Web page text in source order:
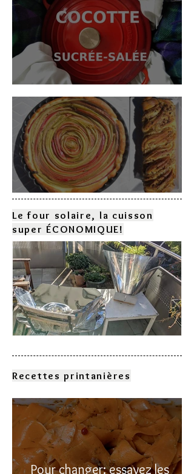
Cocotte sucrée-salée
Deux gâteaux à la rhubarbe
Le four solaire, la cuisson
super ÉCONOMIQUE!
Comment choisir son four
solaire?
Recettes printanières
Pour changer: essayez les